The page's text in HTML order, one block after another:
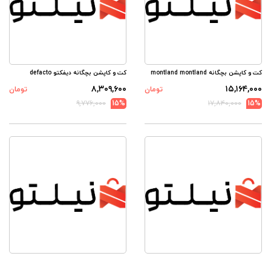
کت و کاپشن بچگانه montland montland
۱۵,۱۶۴,۰۰۰
تومان
15%
۱۷,۸۴۰,۰۰۰
کت و کاپشن بچگانه دیفکتو defacto
۸,۳۰۹,۶۰۰
تومان
15%
۹,۷۷۶,۰۰۰